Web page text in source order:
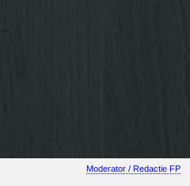
Moderator / Redactie FP